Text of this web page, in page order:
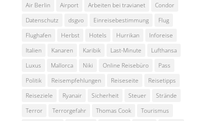
Air Berlin Airport Arbeiten bei travianet
Condor
Datenschutz
dsgvo Einreisebestimmung
Flug
Flughafen
Herbst Hotels Hurrikan
Inforeise
Italien
Kanaren Karibik Last-Minute
Lufthansa
Luxus
Mallorca Niki Online Reisebüro
Pass
Politik
Reisempfehlungen Reiseseite
Reisetipps
Reiseziele
Ryanair Sicherheit Steuer
Strände
Terror
Terrorgefahr Thomas Cook
Tourismus